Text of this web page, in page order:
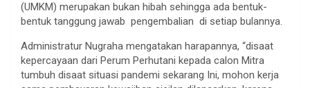
(UMKM) merupakan bukan hibah sehingga ada bentuk-
bentuk tanggung jawab pengembalian di setiap bulannya.
Administratur Nugraha mengatakan harapannya, “disaat
kepercayaan dari Perum Perhutani kepada calon Mitra
tumbuh disaat situasi pandemi sekarang Ini, mohon kerja